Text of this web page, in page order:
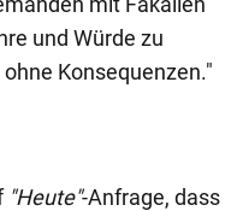
und Würde zu
Konsequenzen."
"Heute"-Anfrage, dass